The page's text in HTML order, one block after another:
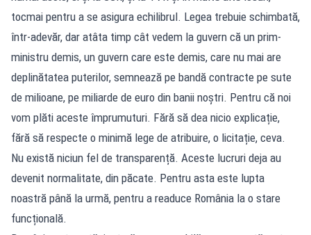
tocmai pentru a se asigura echilibrul. Legea trebuie schimbată,
într-adevăr, dar atâta timp cât vedem la guvern că un prim-
ministru demis, un guvern care este demis, care nu mai are
deplinătatea puterilor, semnează pe bandă contracte pe sute
de milioane, pe miliarde de euro din banii noștri. Pentru că noi
vom plăti aceste împrumuturi. Fără să dea nicio explicație,
fără să respecte o minimă lege de atribuire, o licitație, ceva.
Nu există niciun fel de transparență. Aceste lucruri deja au
devenit normalitate, din păcate. Pentru asta este lupta
noastră până la urmă, pentru a readuce România la o stare
funcțională.